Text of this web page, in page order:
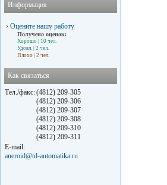
Информация
› Оцените нашу работу
Получено оценок:
Хорошо | 10 чел.
Удовл. | 2 чел.
Плохо | 2 чел.
Как связаться
Тел./факс:(4812) 209-305
(4812) 209-306
(4812) 209-307
(4812) 209-308
(4812) 209-310
(4812) 209-311
E-mail:
aneroid@td-automatika.ru